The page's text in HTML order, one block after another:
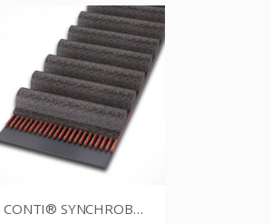
CONTI® SYNCHROBELT 60XL025